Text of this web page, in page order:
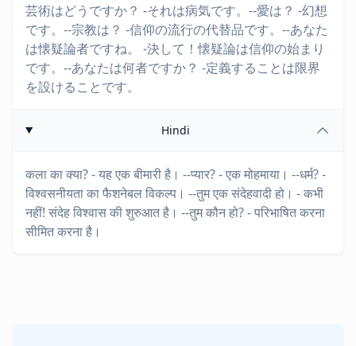
芸術はどうですか？ -それは病気です。--愛は？ -幻想
です。--宗教は？ -信仰の流行の代替品です。--あなた
は懐疑論者ですね。 -決して！懐疑論は信仰の始まり
です。--あなたは何者ですか？ -定義することは限界
を設けることです。
Hindi
कला का क्या? - यह एक बीमारी है। --प्यार? - एक मोहमाया। --धर्म? -
विश्वसनीयता का फैशनेबल विकल्प। --तुम एक संदेहवादी हो। - कभी
नहीं! संदेह विश्वास की शुरुआत है। --तुम कौन हो? - परिभाषित करना
सीमित करना है।